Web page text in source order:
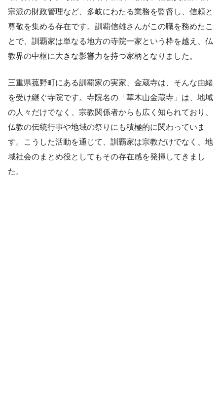
宗派の財政管理など、多岐にわたる業務を監督し、信頼と
尊敬を集める存在です。訓覇信雄さんがこの職を務めたこ
とで、訓覇家は単なる地方の寺院一家という枠を越え、仏
教界の中枢に大きな影響力を持つ家柄となりました。
三重県菰野町にある訓覇家の実家、金蔵寺は、そんな由緒
を受け継ぐ寺院です。寺院名の「華木山金蔵寺」は、地域
の人々だけでなく、宗教関係者からも広く知られており、
仏教の伝統行事や地域の祭りにも積極的に関わっていま
す。こうした活動を通じて、訓覇家は宗教だけでなく、地
域社会のまとめ役としてもその存在感を発揮してきまし
た。